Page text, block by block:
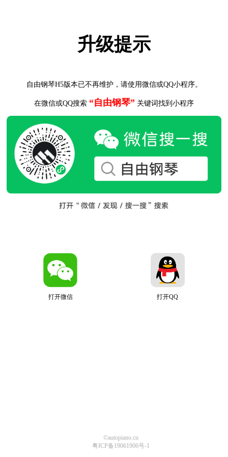
升级提示
自由钢琴H5版本已不再维护，请使用微信或QQ小程序。
在微信或QQ搜索 “自由钢琴” 关键词找到小程序
打开微信 打开QQ
©autopiano.cn
粤ICP备19061906号-1